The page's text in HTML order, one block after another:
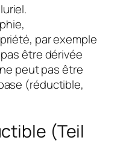
par exemple
être dérivée
peut pas être
(réductible,
(Teil